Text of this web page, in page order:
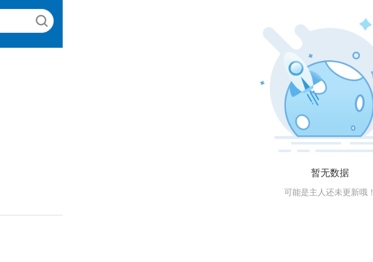
暂无数据
可能是主人还未更新哦！